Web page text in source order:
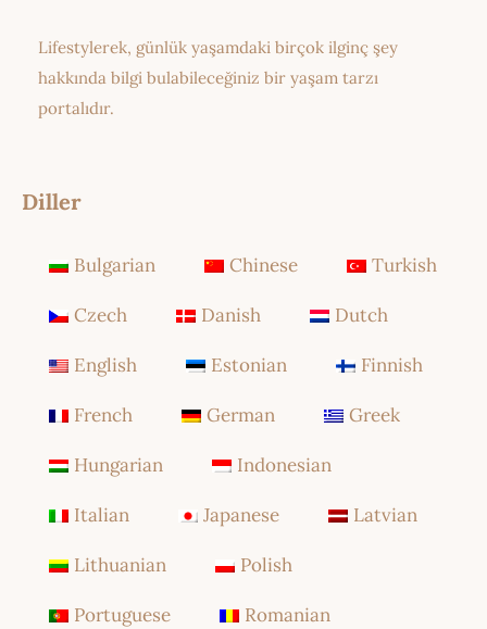
Lifestylerek, günlük yaşamdaki birçok ilginç şey
hakkında bilgi bulabileceğiniz bir yaşam tarzı
portalıdır.
Diller
Bulgarian Chinese Turkish
Czech Danish Dutch
English Estonian Finnish
French German Greek
Hungarian Indonesian
Italian Japanese Latvian
Lithuanian Polish
Portuguese Romanian